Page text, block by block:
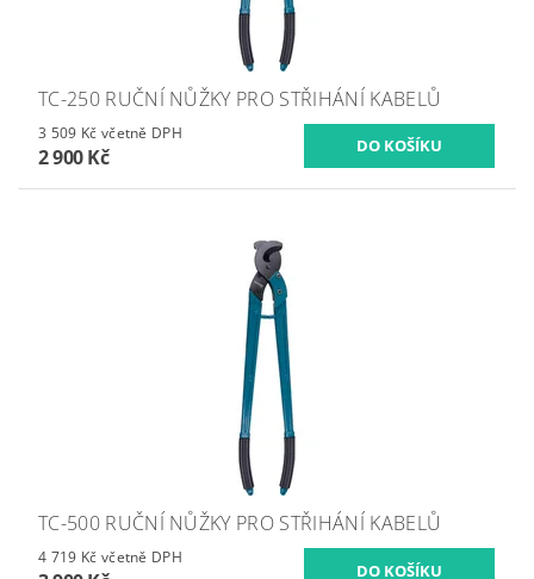
TC-250 RUČNÍ NŮŽKY PRO STŘIHÁNÍ KABELŮ
3 509 Kč včetně DPH
2 900 Kč
TC-500 RUČNÍ NŮŽKY PRO STŘIHÁNÍ KABELŮ
4 719 Kč včetně DPH